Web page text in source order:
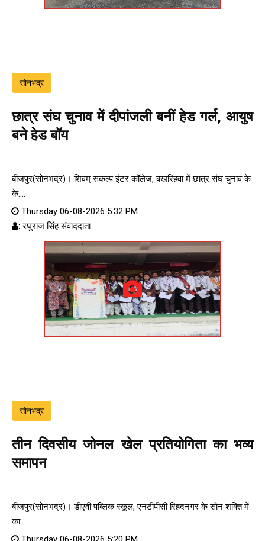
सोनभद्र
छात्र संघ चुनाव में दीपांजली बनीं हेड गर्ल, आयुष
बने हेड बॉय
बीजपुर(सोनभद्र)। शिवम् संकल्प इंटर कॉलेज, बखरिहवा में छात्र संघ चुनाव के
के....
Thursday 06-08-2026 5:32 PM
: रघुराज सिंह संवाददाता
सोनभद्र
तीन दिवसीय जोनल खेल प्रतियोगिता का भव्य
समापन
बीजपुर(सोनभद्र)। डीएवी पब्लिक स्कूल, एनटीपीसी रिहंदनगर के सोन शक्ति में
का....